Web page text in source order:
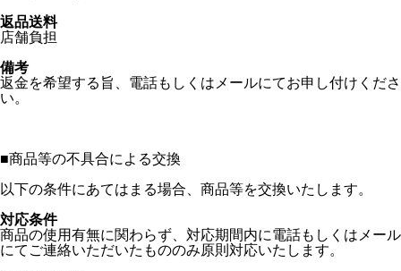
返品送料
店舗負担
備考
返金を希望する旨、電話もしくはメールにてお申し付けくださ
い。
■商品等の不具合による交換
以下の条件にあてはまる場合、商品等を交換いたします。
対応条件
商品の使用有無に関わらず、対応期間内に電話もしくはメール
にてご連絡いただいたもののみ原則対応いたします。